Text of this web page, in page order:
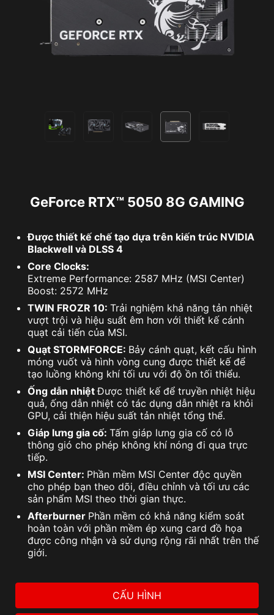
GeForce RTX™ 5050 8G GAMING
Được thiết kế chế tạo dựa trên kiến ​​trúc NVIDIA
Blackwell và DLSS 4
Core Clocks:
Extreme Performance: 2587 MHz (MSI Center)
Boost: 2572 MHz
TWIN FROZR 10: Trải nghiệm khả năng tản nhiệt
vượt trội và hiệu suất êm hơn với thiết kế cánh
quạt cải tiến của MSI.
Quạt STORMFORCE: Bảy cánh quạt, kết cấu hình
móng vuốt và hình vòng cung được thiết kế để
tạo luồng không khí tối ưu với độ ồn tối thiểu.
Ống dẫn nhiệtĐược thiết kế để truyền nhiệt hiệu
quả, ống dẫn nhiệt có tác dụng dẫn nhiệt ra khỏi
GPU, cải thiện hiệu suất tản nhiệt tổng thể.
Giáp lưng gia cố: Tấm giáp lưng gia cố có lỗ
thông gió cho phép không khí nóng đi qua trực
tiếp.
MSI Center: Phần mềm MSI Center độc quyền
cho phép bạn theo dõi, điều chỉnh và tối ưu các
sản phẩm MSI theo thời gian thực.
Afterburner Phần mềm có khả năng kiểm soát
hoàn toàn với phần mềm ép xung card đồ họa
được công nhận và sử dụng rộng rãi nhất trên thế
giới.
CẤU HÌNH